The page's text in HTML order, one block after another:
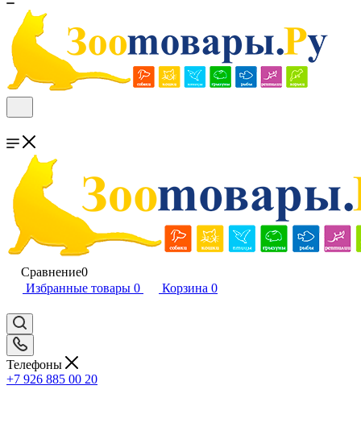
Сравнение0
Избранные товары 0 Корзина 0
Телефоны
+7 926 885 00 20